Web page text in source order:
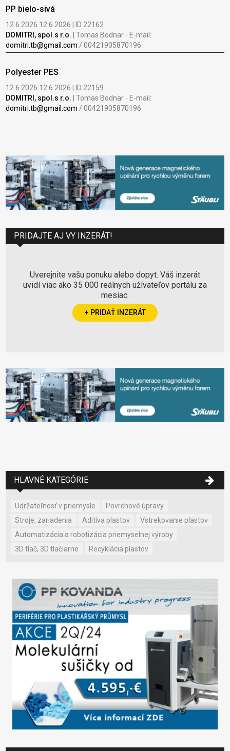
PP bielo-sivá
12.6.2026 12.6.2026 | ID 22162
DOMITRI, spol.s r.o. | Tomas Bodnar - E-mail:
domitri.tb@gmail.com / 00421905870196
Polyester PES
12.6.2026 12.6.2026 | ID 22159
DOMITRI, spol.s r.o. | Tomas Bodnar - E-mail:
domitri.tb@gmail.com / 00421905870196
PRIDAJTE AJ VY INZERÁT!
Uverejnite vašu ponuku alebo dopyt. Váš inzerát
uvidí viac ako 35 000 reálnych užívateľov portálu za
mesiac.
+ PRIDAŤ INZERÁT
HLAVNÉ KATEGÓRIE
Udržateľnosť v priemysle
Povrchové úpravy
Stroje, zariadenia
Aditíva plastov
Vstrekovanie plastov
Automatizácia a robotizácia priemyselnej výroby
3D tlač, 3D tlačiarne
Recyklácia plastov